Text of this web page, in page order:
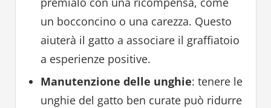
un bocconcino o una carezza. Questo
aiuterà il gatto a associare il graffiatoio
a esperienze positive.
Manutenzione delle unghie: tenere le
unghie del gatto ben curate può ridurre